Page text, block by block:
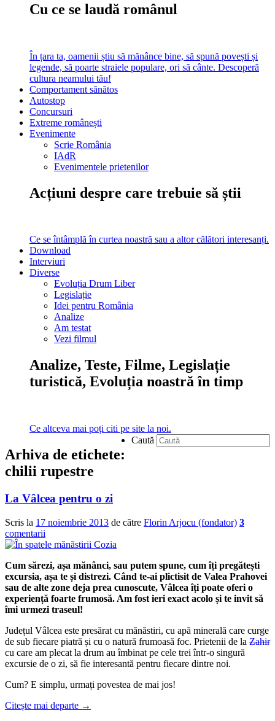
Cu ce se laudă românul
În țara ta, oamenii știu să mănânce bine, să spună povești și
legende, să poarte straiele populare, ori să cânte. Descoperă
cultura neamului tău!
Comportament sănătos
Autostop
Concursuri
Extreme românești
Evenimente
Scrie România
IAdR
Evenimentele prietenilor
Acțiuni despre care trebuie să știi
Ce se întâmplă în curtea noastră sau a altor călători interesanți.
Download
Interviuri
Diverse
Evoluția Drum Liber
Legislație
Idei pentru România
Analize
Am testat
Vezi filmul
Analize, Teste, Filme, Legislație
turistică, Evoluția noastră în timp
Ce altceva mai poți citi pe site la noi.
Caută
Arhiva de etichete:
chilii rupestre
La Vâlcea pentru o zi
Scris la 17 noiembrie 2013 de către Florin Arjocu (fondator) 3
comentarii
Cum sărezi, așa mănânci, sau putem spune, cum îți pregătești
excursia, așa te și distrezi. Când te-ai plictisit de Valea Prahovei
sau de alte zone deja prea cunoscute, Vâlcea îți poate oferi o
experiență foarte frumosă. Am fost ieri exact acolo și te invit să
îmi urmezi traseul!
Județul Vâlcea este presărat cu mănăstiri, cu apă minerală care curge
de sub fiecare piatră și cu o natură frumoasă foc. Prietenii de la Zahir
cu care am plecat la drum au îmbinat pe cele trei într-o singură
excursie de o zi, să fie interesantă pentru fiecare dintre noi.
Cum? E simplu, urmați povestea de mai jos!
Citește mai departe →